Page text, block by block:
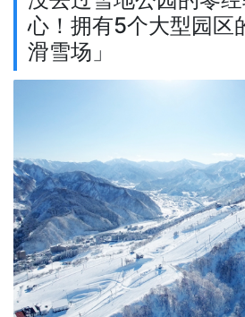
心！拥有5个大型园区
滑雪场」